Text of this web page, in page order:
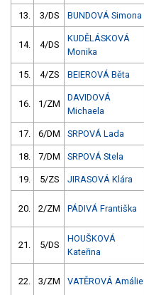
13. 3/DS BUNDOVÁ Simona
14. 4/DS
KUDĚLÁSKOVÁ
Monika
15. 4/ZS BEIEROVÁ Běta
16. 1/ZM
DAVIDOVÁ
Michaela
17. 6/DM SRPOVÁ Lada
18. 7/DM SRPOVÁ Stela
19. 5/ZS JIRASOVÁ Klára
20. 2/ZM PÁDIVÁ Františka
21. 5/DS
HOUŠKOVÁ
Kateřina
22. 3/ZM VATĚROVÁ Amálie